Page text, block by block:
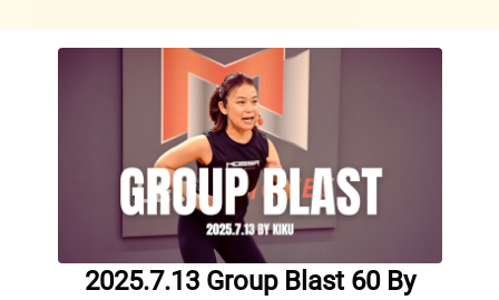
2025.7.13 Group Blast 60 By